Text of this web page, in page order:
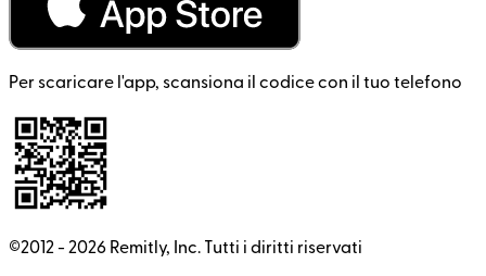
Per scaricare l'app, scansiona il codice con il tuo telefono
©2012 - 2026 Remitly, Inc. Tutti i diritti riservati